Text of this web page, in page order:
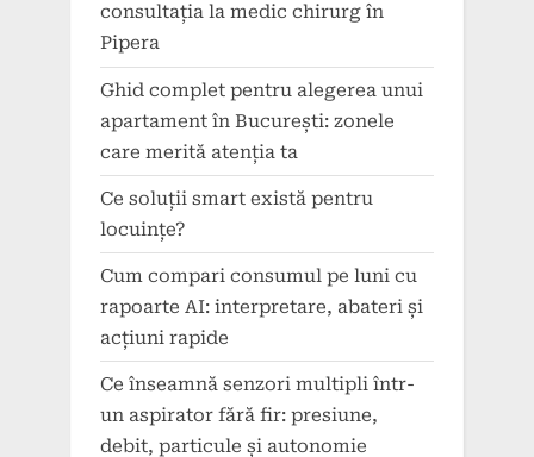
consultația la medic chirurg în
Pipera
Ghid complet pentru alegerea unui
apartament în București: zonele
care merită atenția ta
Ce soluții smart există pentru
locuințe?
Cum compari consumul pe luni cu
rapoarte AI: interpretare, abateri și
acțiuni rapide
Ce înseamnă senzori multipli într-
un aspirator fără fir: presiune,
debit, particule și autonomie